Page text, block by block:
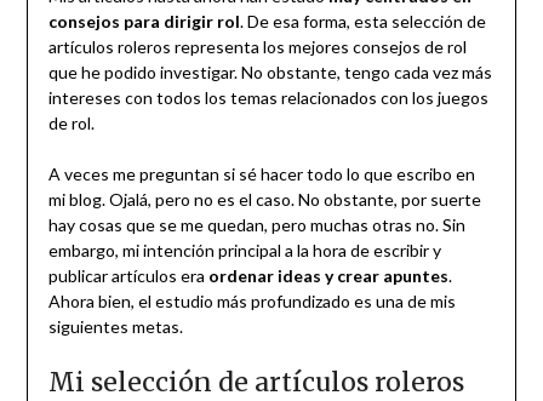
consejos para dirigir rol. De esa forma, esta selección de
artículos roleros representa los mejores consejos de rol
que he podido investigar. No obstante, tengo cada vez más
intereses con todos los temas relacionados con los juegos
de rol.
A veces me preguntan si sé hacer todo lo que escribo en
mi blog. Ojalá, pero no es el caso. No obstante, por suerte
hay cosas que se me quedan, pero muchas otras no. Sin
embargo, mi intención principal a la hora de escribir y
publicar artículos era ordenar ideas y crear apuntes.
Ahora bien, el estudio más profundizado es una de mis
siguientes metas.
Mi selección de artículos roleros